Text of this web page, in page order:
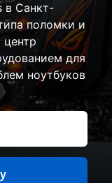
в Санкт-
поломки и
для
ноутбуков